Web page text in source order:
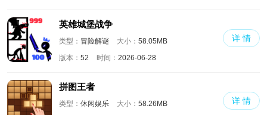
英雄城堡战争
类型： 冒险解谜 大小： 58.05MB
版本： 52 时间： 2026-06-28
详 情
拼图王者
类型： 休闲娱乐 大小： 58.26MB
详 情